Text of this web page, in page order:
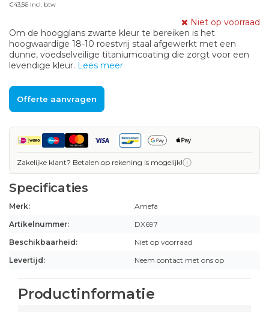
€43,56 Incl. btw
Niet op voorraad
Om de hoogglans zwarte kleur te bereiken is het
hoogwaardige 18-10 roestvrij staal afgewerkt met een
dunne, voedselveilige titaniumcoating die zorgt voor een
levendige kleur. Lees meer
Offerte aanvragen
Zakelijke klant? Betalen op rekening is mogelijk!ⓘ
Specificaties
Merk:
Amefa
Artikelnummer:
DX697
Beschikbaarheid:
Niet op voorraad
Levertijd:
Neem contact met ons op
Productinformatie